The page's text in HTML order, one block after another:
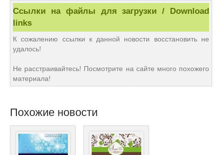
Ссылки на файлы для загрузки / Download
links
К сожалению ссылки к данной новости восстановить не
удалось!
Не расстраивайтесь! Посмотрите на сайте много похожего
материала!
Похожие новости